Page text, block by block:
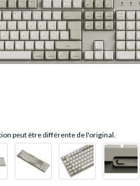
peut être différente de l'original.